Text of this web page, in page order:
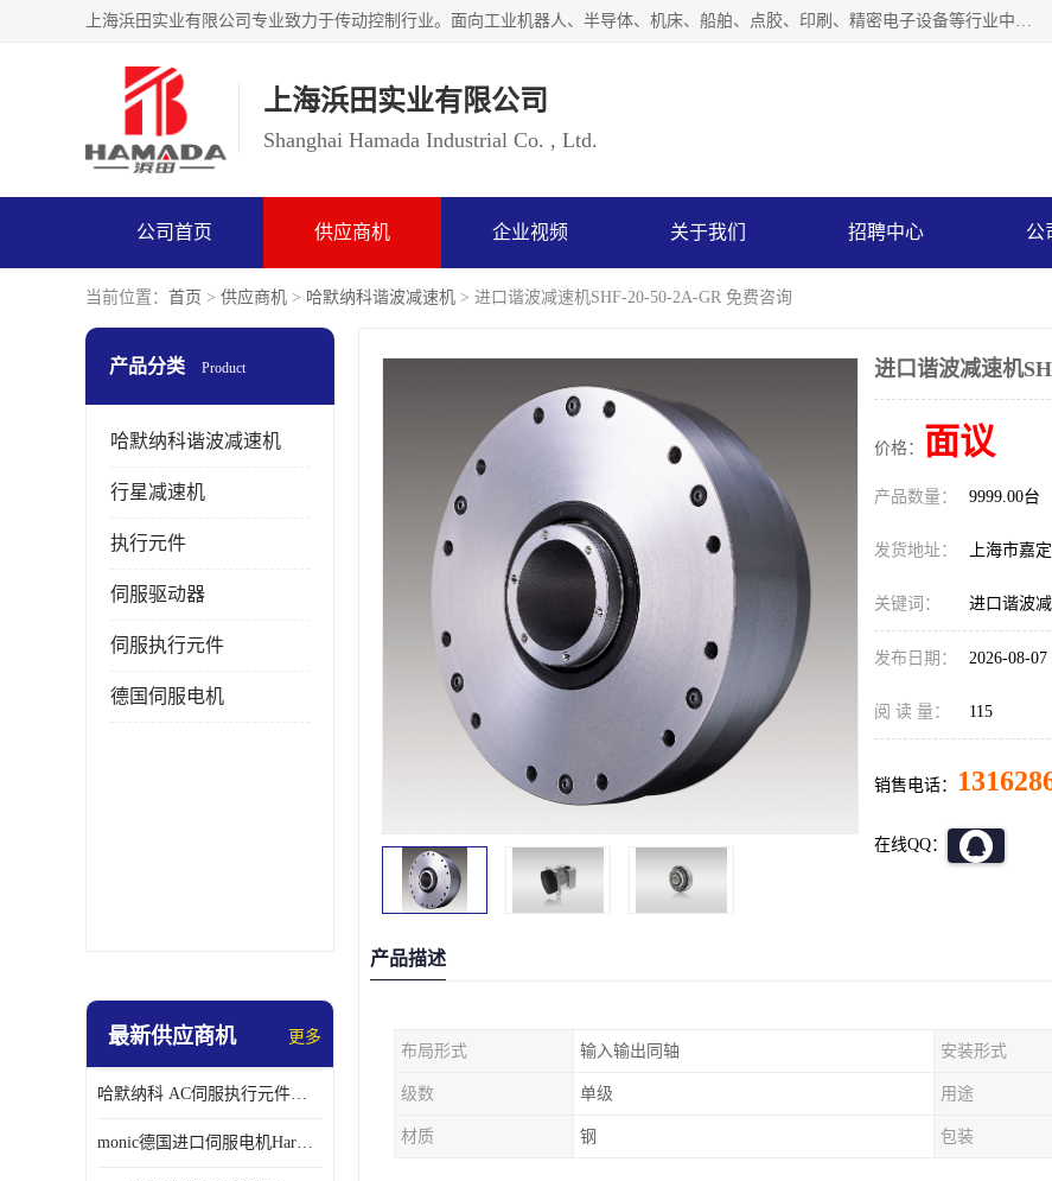
上海浜田实业有限公司专业致力于传动控制行业。面向工业机器人、半导体、机床、船舶、点胶、印刷、精密电子设备等行业中的运动控制技术。为日本哈默纳科（HarmonicDrive简称HD）中国地区定代理商，其生产的HarmonicDrive谐波减速机，具有轻量、小型、传动效率高、减速范围广、精度高等特点，被广泛应用于各种传动系统中。完善的技术，完善的售后，让您的选择无后顾之忧，欢迎您的来电洽谈！
上海浜田实业有限公司
Shanghai Hamada Industrial Co. , Ltd.
公司首页 供应商机 企业视频 关于我们 招聘中心 公
当前位置： 首页 > 供应商机 > 哈默纳科谐波减速机 > 进口谐波减速机SHF-20-50-2A-GR 免费咨询
产品分类 Product
哈默纳科谐波减速机
行星减速机
执行元件
伺服驱动器
伺服执行元件
德国伺服电机
最新供应商机 更多
哈默纳科 AC伺服执行元件扁平型SHA系列 议价
monic德国进口伺服电机Har中国总代理单价
进口谐波减速机
价格： 面议
产品数量： 9999.00台
发货地址： 上海市嘉
关键词： 进口谐波
发布日期： 2026-08-07
阅 读 量： 115
销售电话：
在线QQ：
产品描述
布局形式 输入输出同轴 安装形式
级数 单级 用途
材质 钢 包装